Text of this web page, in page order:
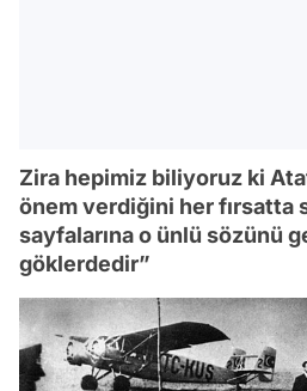
Zira hepimiz biliyoruz ki
önem verdiğini her fırsatta
sayfalarına o ünlü sözünü
göklerdedir”